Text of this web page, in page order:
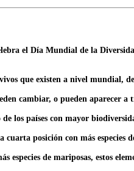
el Día Mundial de la
que existen a nivel mundial,
cambiar, o pueden aparecer a
los países con mayor
posición con más especies
especies de mariposas, estos